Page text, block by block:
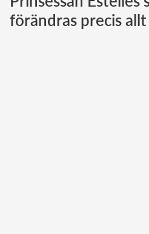
Norska
förändras precis allt